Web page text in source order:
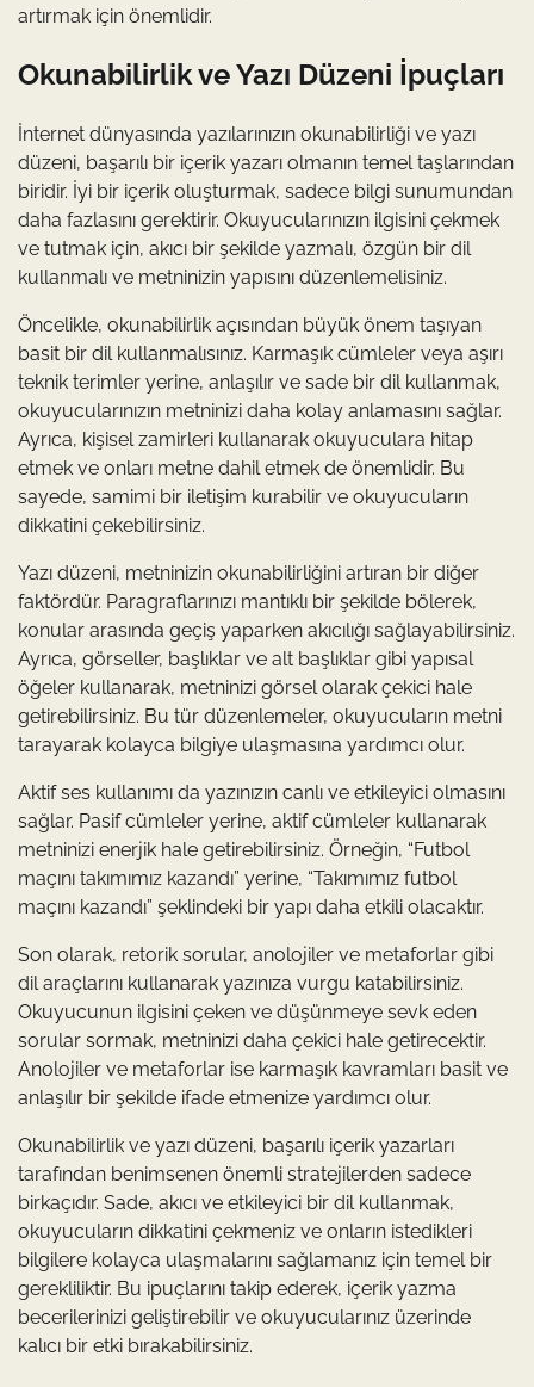
artırmak için önemlidir.
Okunabilirlik ve Yazı Düzeni İpuçları
İnternet dünyasında yazılarınızın okunabilirliği ve yazı
düzeni, başarılı bir içerik yazarı olmanın temel taşlarından
biridir. İyi bir içerik oluşturmak, sadece bilgi sunumundan
daha fazlasını gerektirir. Okuyucularınızın ilgisini çekmek
ve tutmak için, akıcı bir şekilde yazmalı, özgün bir dil
kullanmalı ve metninizin yapısını düzenlemelisiniz.
Öncelikle, okunabilirlik açısından büyük önem taşıyan
basit bir dil kullanmalısınız. Karmaşık cümleler veya aşırı
teknik terimler yerine, anlaşılır ve sade bir dil kullanmak,
okuyucularınızın metninizi daha kolay anlamasını sağlar.
Ayrıca, kişisel zamirleri kullanarak okuyuculara hitap
etmek ve onları metne dahil etmek de önemlidir. Bu
sayede, samimi bir iletişim kurabilir ve okuyucuların
dikkatini çekebilirsiniz.
Yazı düzeni, metninizin okunabilirliğini artıran bir diğer
faktördür. Paragraflarınızı mantıklı bir şekilde bölerek,
konular arasında geçiş yaparken akıcılığı sağlayabilirsiniz.
Ayrıca, görseller, başlıklar ve alt başlıklar gibi yapısal
öğeler kullanarak, metninizi görsel olarak çekici hale
getirebilirsiniz. Bu tür düzenlemeler, okuyucuların metni
tarayarak kolayca bilgiye ulaşmasına yardımcı olur.
Aktif ses kullanımı da yazınızın canlı ve etkileyici olmasını
sağlar. Pasif cümleler yerine, aktif cümleler kullanarak
metninizi enerjik hale getirebilirsiniz. Örneğin, “Futbol
maçını takımımız kazandı” yerine, “Takımımız futbol
maçını kazandı” şeklindeki bir yapı daha etkili olacaktır.
Son olarak, retorik sorular, anolojiler ve metaforlar gibi
dil araçlarını kullanarak yazınıza vurgu katabilirsiniz.
Okuyucunun ilgisini çeken ve düşünmeye sevk eden
sorular sormak, metninizi daha çekici hale getirecektir.
Anolojiler ve metaforlar ise karmaşık kavramları basit ve
anlaşılır bir şekilde ifade etmenize yardımcı olur.
Okunabilirlik ve yazı düzeni, başarılı içerik yazarları
tarafından benimsenen önemli stratejilerden sadece
birkaçıdır. Sade, akıcı ve etkileyici bir dil kullanmak,
okuyucuların dikkatini çekmeniz ve onların istedikleri
bilgilere kolayca ulaşmalarını sağlamanız için temel bir
gerekliliktir. Bu ipuçlarını takip ederek, içerik yazma
becerilerinizi geliştirebilir ve okuyucularınız üzerinde
kalıcı bir etki bırakabilirsiniz.